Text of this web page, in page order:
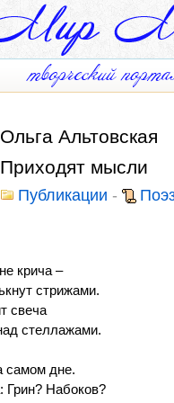
Ольга Альтовская
Приходят мысли
Публикации -
крича –
стрижами.
свеча
стеллажами.
самом дне.
Грин? Набоков?